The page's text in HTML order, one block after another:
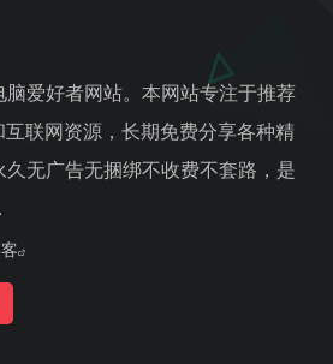
爱好者网站。本网站专注于推荐
联网资源，长期免费分享各种精
无广告无捆绑不收费不套路，是